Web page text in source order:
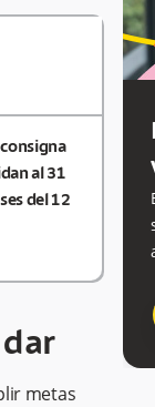
al 31
del 12
dar
metas